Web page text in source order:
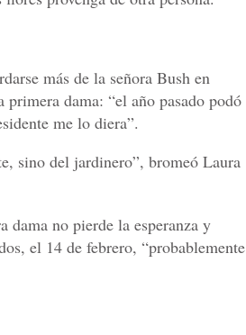
más de la señora Bush en
dama: “el año pasado podó
me lo diera”.
sino del jardinero”, bromeó Laura
dama no pierde la esperanza y
el 14 de febrero, “probablemente